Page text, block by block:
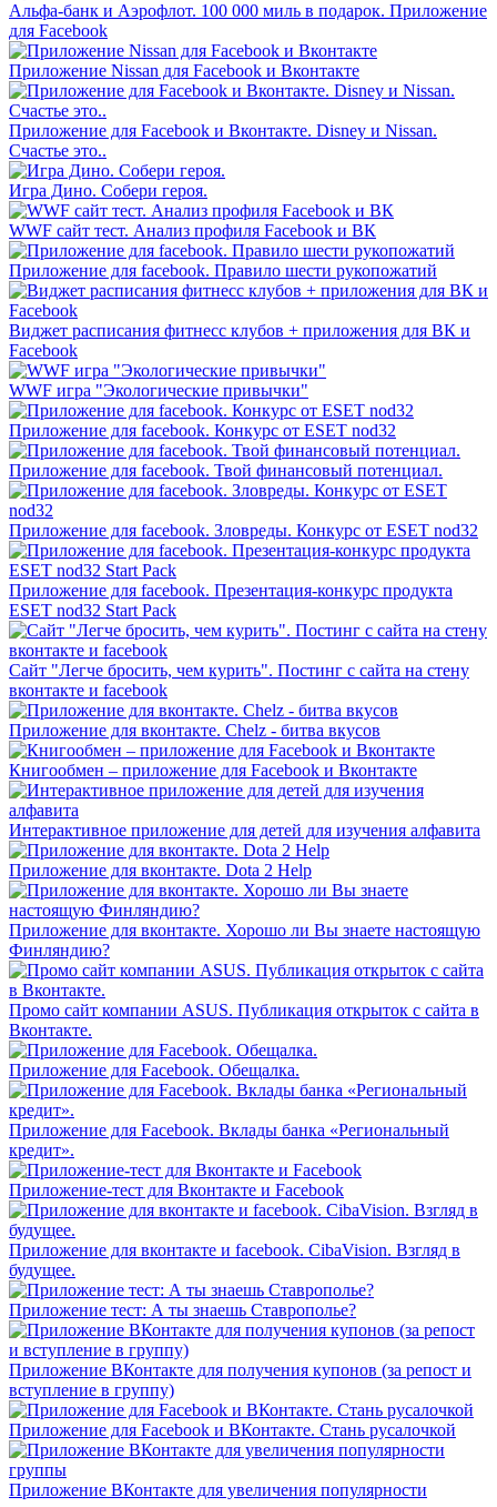
Альфа-банк и Аэрофлот. 100 000 миль в подарок. Приложение
для Facebook
Приложение Nissan для Facebook и Вконтакте
Приложение для Facebook и Вконтакте. Disney и Nissan.
Счастье это..
Игра Дино. Собери героя.
WWF сайт тест. Анализ профиля Facebook и ВК
Приложение для facebook. Правило шести рукопожатий
Виджет расписания фитнесс клубов + приложения для ВК и
Facebook
WWF игра "Экологические привычки"
Приложение для facebook. Конкурс от ESET nod32
Приложение для facebook. Твой финансовый потенциал.
Приложение для facebook. Зловреды. Конкурс от ESET nod32
Приложение для facebook. Презентация-конкурс продукта
ESET nod32 Start Pack
Сайт "Легче бросить, чем курить". Постинг с сайта на стену
вконтакте и facebook
Приложение для вконтакте. Chelz - битва вкусов
Книгообмен – приложение для Facebook и Вконтакте
Интерактивное приложение для детей для изучения алфавита
Приложение для вконтакте. Dota 2 Help
Приложение для вконтакте. Хорошо ли Вы знаете настоящую
Финляндию?
Промо сайт компании ASUS. Публикация открыток с сайта в
Вконтакте.
Приложение для Facebook. Обещалка.
Приложение для Facebook. Вклады банка «Региональный
кредит».
Приложение-тест для Вконтакте и Facebook
Приложение для вконтакте и facebook. CibaVision. Взгляд в
будущее.
Приложение тест: А ты знаешь Ставрополье?
Приложение ВКонтакте для получения купонов (за репост и
вступление в группу)
Приложение для Facebook и ВКонтакте. Стань русалочкой
Приложение ВКонтакте для увеличения популярности